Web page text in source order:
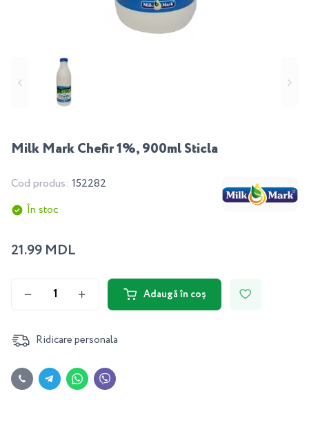
Milk Mark Chefir 1%, 900ml Sticla
Cod produs: 152282
În stoc
21.99 MDL
Adaugă în coș
Ridicare personala